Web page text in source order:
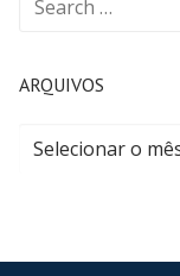
ARQUIVOS